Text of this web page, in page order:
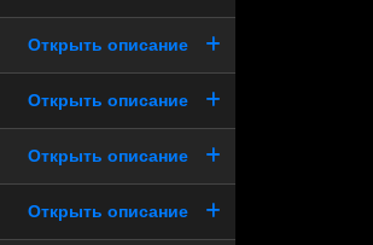
Открыть описание
Открыть описание
Открыть описание
Открыть описание